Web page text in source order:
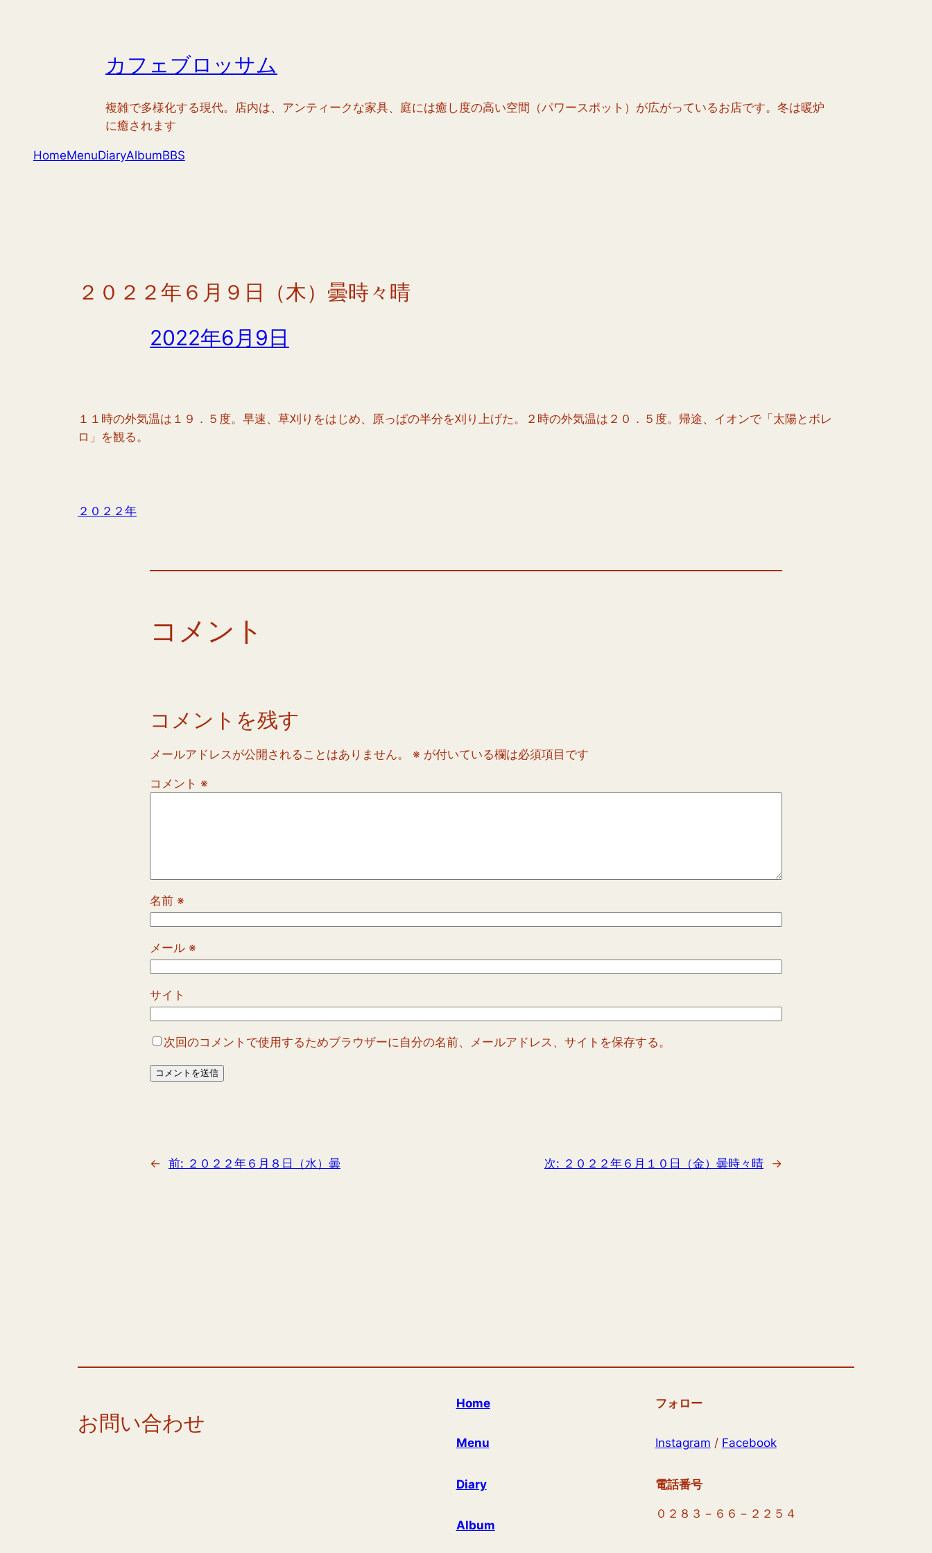
カフェブロッサム
複雑で多様化する現代。店内は、アンティークな家具、庭には癒し度の高い空間（パワースポット）が広がっているお店です。冬は暖炉
に癒されます
HomeMenuDiaryAlbumBBS
２０２２年６月９日（木）曇時々晴
2022年6月9日
１１時の外気温は１９．５度。早速、草刈りをはじめ、原っぱの半分を刈り上げた。２時の外気温は２０．５度。帰途、イオンで「太陽とボレ
ロ」を観る。
２０２２年
コメント
コメントを残す
メールアドレスが公開されることはありません。 ※ が付いている欄は必須項目です
コメント ※
名前 ※
メール ※
サイト
次回のコメントで使用するためブラウザーに自分の名前、メールアドレス、サイトを保存する。
← 前: ２０２２年６月８日（水）曇 次: ２０２２年６月１０日（金）曇時々晴 →
お問い合わせ
Home
Menu
Diary
Album
フォロー
Instagram / Facebook
電話番号
０２８３－６６－２２５４